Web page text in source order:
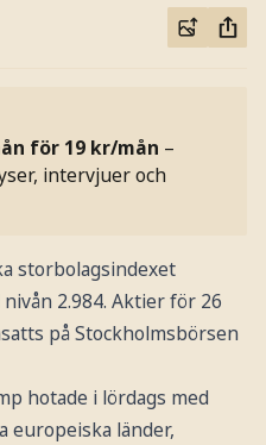
för 19 kr/mån –
intervjuer och
storbolagsindexet
2.984. Aktier för 26
på Stockholmsbörsen
hotade i lördags med
europeiska länder,